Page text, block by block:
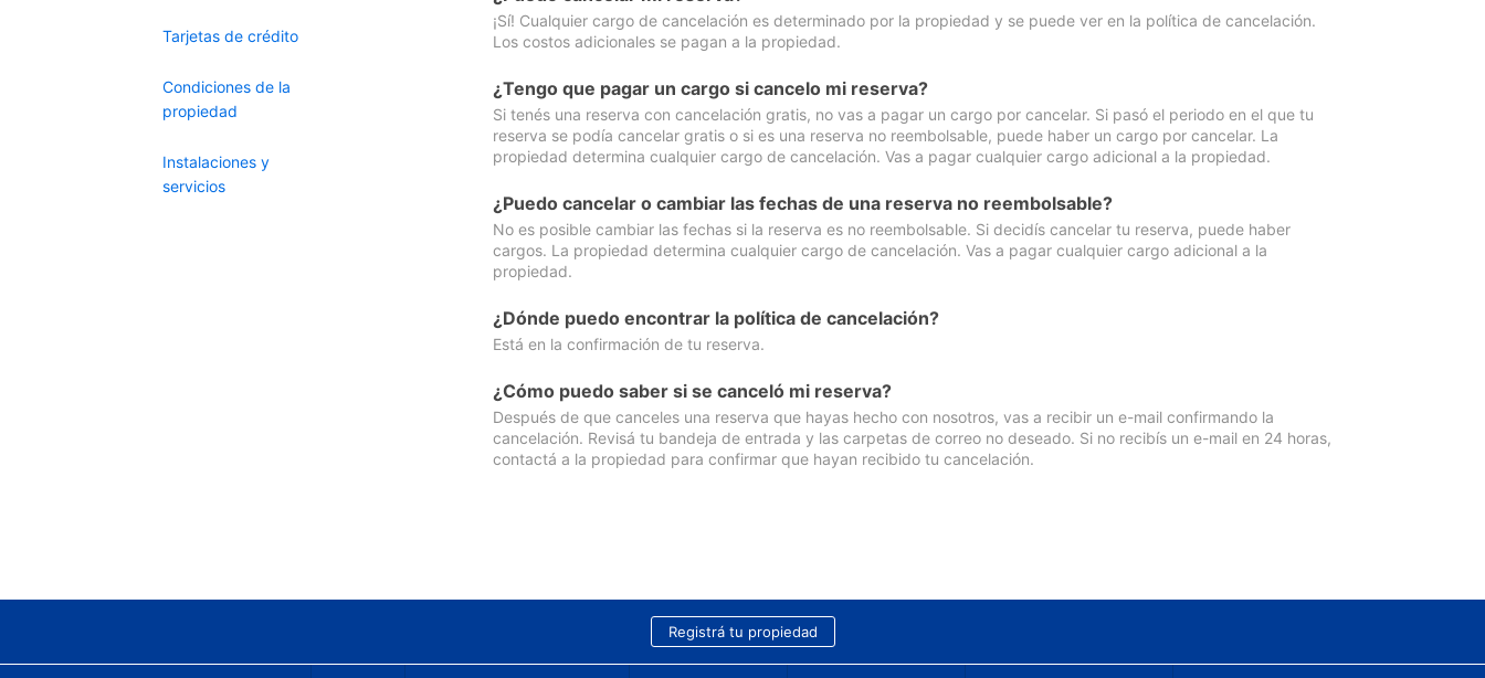
Tarjetas de crédito
Condiciones de la
propiedad
Instalaciones y
servicios
¡Sí! Cualquier cargo de cancelación es determinado por la propiedad y se puede ver en la política de cancelación.
Los costos adicionales se pagan a la propiedad.
¿Tengo que pagar un cargo si cancelo mi reserva?
Si tenés una reserva con cancelación gratis, no vas a pagar un cargo por cancelar. Si pasó el periodo en el que tu
reserva se podía cancelar gratis o si es una reserva no reembolsable, puede haber un cargo por cancelar. La
propiedad determina cualquier cargo de cancelación. Vas a pagar cualquier cargo adicional a la propiedad.
¿Puedo cancelar o cambiar las fechas de una reserva no reembolsable?
No es posible cambiar las fechas si la reserva es no reembolsable. Si decidís cancelar tu reserva, puede haber
cargos. La propiedad determina cualquier cargo de cancelación. Vas a pagar cualquier cargo adicional a la
propiedad.
¿Dónde puedo encontrar la política de cancelación?
Está en la confirmación de tu reserva.
¿Cómo puedo saber si se canceló mi reserva?
Después de que canceles una reserva que hayas hecho con nosotros, vas a recibir un e-mail confirmando la
cancelación. Revisá tu bandeja de entrada y las carpetas de correo no deseado. Si no recibís un e-mail en 24 horas,
contactá a la propiedad para confirmar que hayan recibido tu cancelación.
Registrá tu propiedad